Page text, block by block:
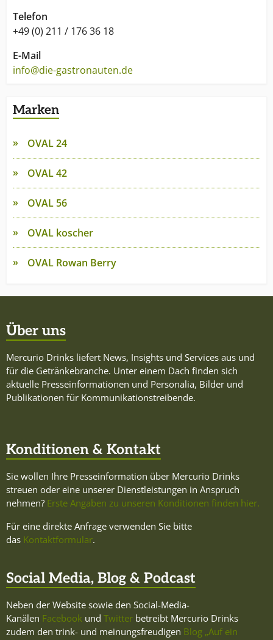
Telefon
+49 (0) 211 / 176 36 18
E-Mail
info@die-gastronauten.de
Marken
OVAL 24
OVAL 42
OVAL 56
OVAL koscher
OVAL Rowan Berry
Über uns
Mercurio Drinks liefert News, Insights und Services aus und
für die Getränkebranche. Unter einem Dach finden sich
aktuelle Presseinformationen und Personalia, Bilder und
Publikationen für Kommunikationstreibende.
Konditionen & Kontakt
Sie wollen Ihre Presseinformation über Mercurio Drinks
streuen oder eine unserer Dienstleistungen in Anspruch
nehmen? Erste Angaben zu unseren Konditionen finden hier.
Für eine direkte Anfrage verwenden Sie bitte
das Kontaktformular.
Social Media, Blog & Podcast
Neben der Website sowie den Social-Media-
Kanälen Facebook und Twitter betreibt Mercurio Drinks
zudem den trink- und meinungsfreudigen Blog „Auf ein